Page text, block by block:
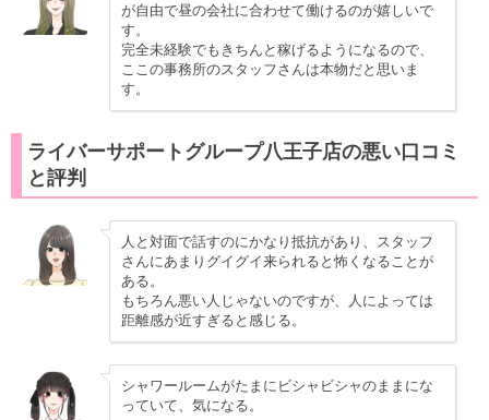
が自由で昼の会社に合わせて働けるのが嬉しいで
す。
完全未経験でもきちんと稼げるようになるので、
ここの事務所のスタッフさんは本物だと思いま
す。
ライバーサポートグループ八王子店の悪い口コミ
と評判
人と対面で話すのにかなり抵抗があり、スタッフ
さんにあまりグイグイ来られると怖くなることが
ある。
もちろん悪い人じゃないのですが、人によっては
距離感が近すぎると感じる。
シャワールームがたまにビシャビシャのままにな
っていて、気になる。